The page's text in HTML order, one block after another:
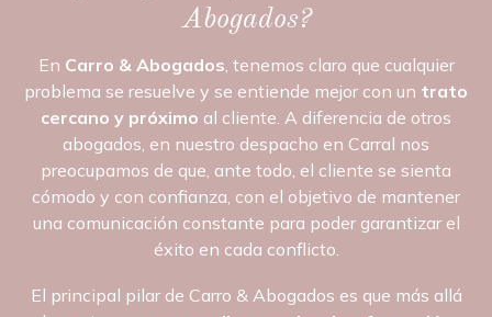
Abogados?
En Carro & Abogados , tenemos claro que cualquier
problema se resuelve y se entiende mejor con un trato
cercano y próximo al cliente. A diferencia de otros
abogados, en nuestro despacho en Carral nos
preocupamos de que, ante todo, el cliente se sienta
cómodo y con confianza, con el objetivo de mantener
una comunicación constante para poder garantizar el
éxito en cada conflicto.
El principal pilar de Carro & Abogados es que más allá